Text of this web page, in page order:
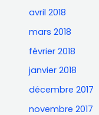
avril 2018
mars 2018
février 2018
janvier 2018
décembre 2017
novembre 2017